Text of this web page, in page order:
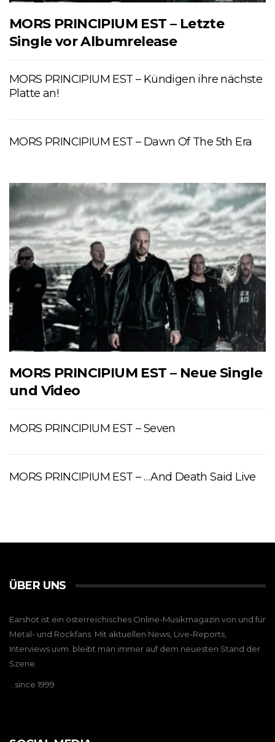
MORS PRINCIPIUM EST – Letzte
Single vor Albumrelease
MORS PRINCIPIUM EST – Kündigen ihre nächste
Platte an!
MORS PRINCIPIUM EST – Dawn Of The 5th Era
MORS PRINCIPIUM EST – Neue Single
und Video
MORS PRINCIPIUM EST – Seven
MORS PRINCIPIUM EST – …And Death Said Live
ÜBER UNS
Earshot ist ein österreichisches Online-Musikmagazin von und für
Metal- und Rockfans. Mit aktuellen News, Live-Reports,
Interviews uvm. bleibt man immer auf dem neuesten Stand der
Szene.
…since 1999